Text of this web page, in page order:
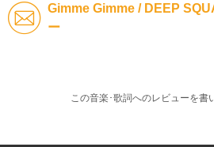
Gimme Gimme / DEEP
ー
この音楽･歌詞へのレビューを書